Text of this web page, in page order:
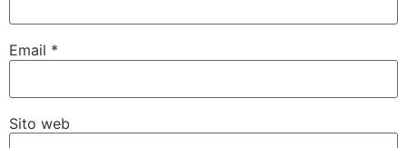
Email *
Sito web